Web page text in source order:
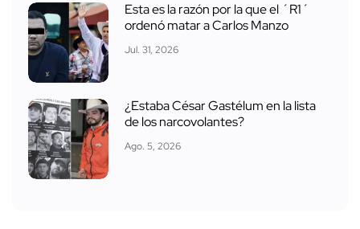
Esta es la razón por la que el ´R1´
ordenó matar a Carlos Manzo
Jul. 31, 2026
¿Estaba César Gastélum en la lista
de los narcovolantes?
Ago. 5, 2026